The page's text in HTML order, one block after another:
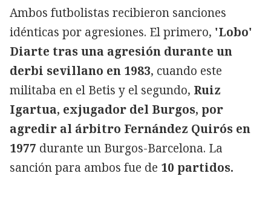
Ambos futbolistas recibieron sanciones
idénticas por agresiones. El primero, 'Lobo'
Diarte tras una agresión durante un
derbi sevillano en 1983, cuando este
militaba en el Betis y el segundo, Ruiz
Igartua, exjugador del Burgos, por
agredir al árbitro Fernández Quirós en
1977 durante un Burgos-Barcelona. La
sanción para ambos fue de 10 partidos.